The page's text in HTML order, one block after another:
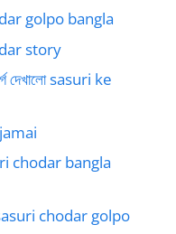
golpo bangla
story
দেখালো sasuri ke
jamai
chodar bangla
sasuri chodar golpo